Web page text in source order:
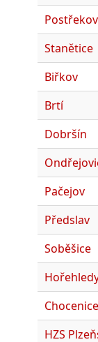
Postřekov
Stanětice
Biřkov
Brtí
Dobršín
Pačejov
Předslav
Soběšice
Chocenice
HZS